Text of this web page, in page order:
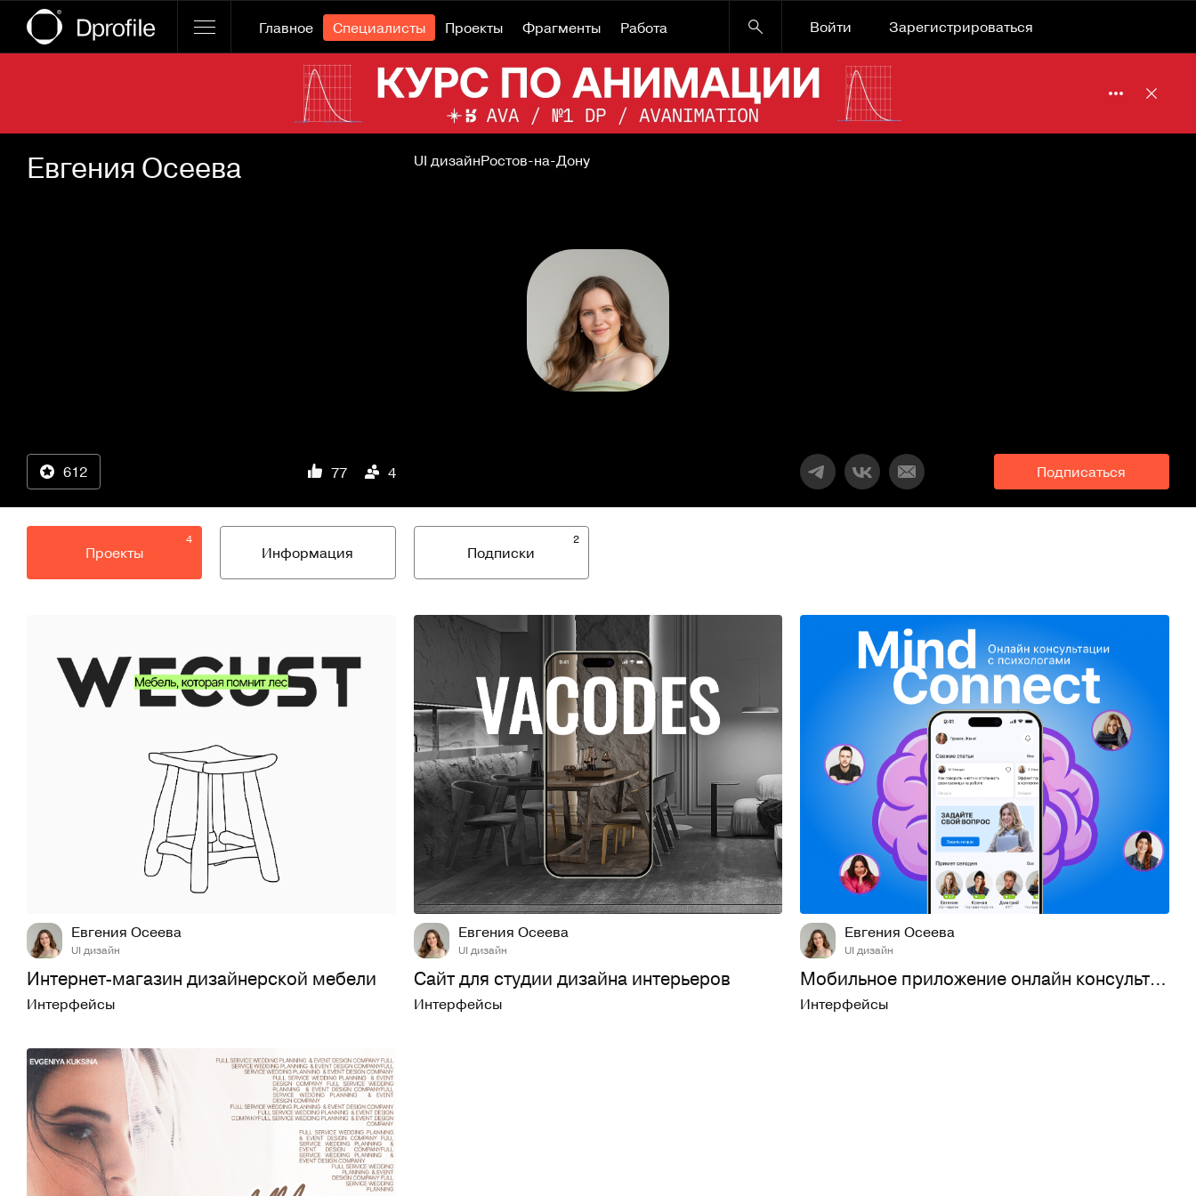
Главное Специалисты Проекты Фрагменты Работа Войти
Зарегистрироваться
Евгения Осеева UI дизайнРостов-на-Дону
612 77 4 Подписаться
4
Проекты Информация
2
Подписки
Евгения Осеева
UI дизайн
Интернет-магазин дизайнерской мебели
Интерфейсы
21 209
Евгения Осеева
UI дизайн
Сайт для студии дизайна интерьеров
Интерфейсы
Евгения Осеева
UI дизайн
Мобильное приложение онлайн консультаций с психологами
Интерфейсы